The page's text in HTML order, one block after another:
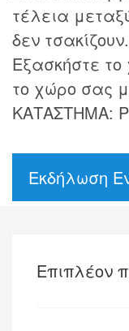
τέλεια
δεν τσακίζουν.
Εξασκήστε το
το χώρο σας
ΚΑΤΑΣΤΗΜΑ:
Εκδήλωση
Επιπλέον